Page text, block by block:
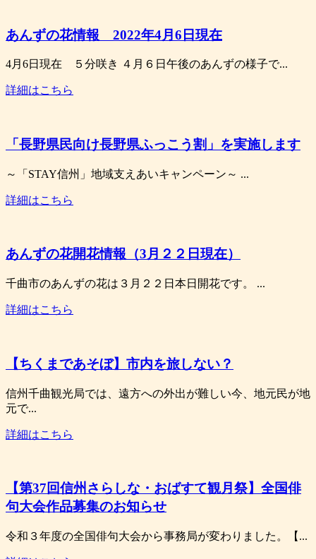
あんずの花情報 2022年4月6日現在
4月6日現在 ５分咲き ４月６日午後のあんずの様子で...
詳細はこちら
「長野県民向け長野県ふっこう割」を実施します
～「STAY信州」地域支えあいキャンペーン～ ...
詳細はこちら
あんずの花開花情報（3月２２日現在）
千曲市のあんずの花は３月２２日本日開花です。 ...
詳細はこちら
【ちくまであそぼ】市内を旅しない？
信州千曲観光局では、遠方への外出が難しい今、地元民が地
元で...
詳細はこちら
【第37回信州さらしな・おばすて観月祭】全国俳
句大会作品募集のお知らせ
令和３年度の全国俳句大会から事務局が変わりました。【...